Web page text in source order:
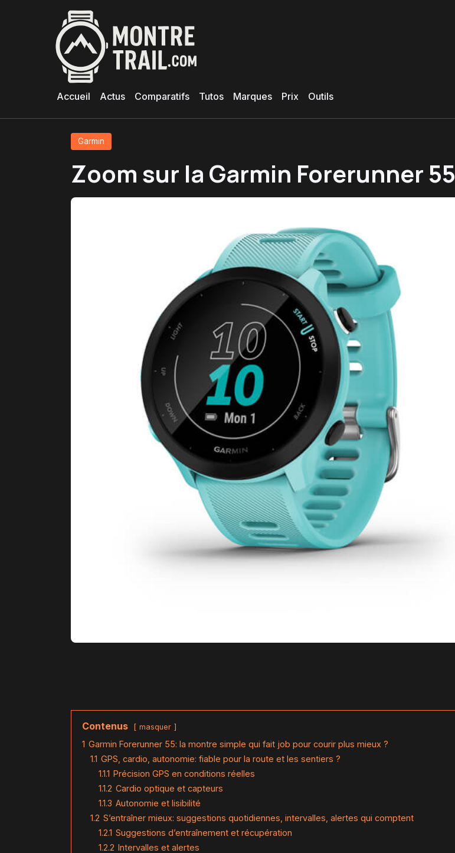
Accueil Actus Comparatifs Tutos Marques Prix Outils
Garmin
Zoom sur la Garmin Forerunner 55
Contenus masquer
1 Garmin Forerunner 55: la montre simple qui fait job pour courir plus mieux ?
1.1 GPS, cardio, autonomie: fiable pour la route et les sentiers ?
1.1.1 Précision GPS en conditions réelles
1.1.2 Cardio optique et capteurs
1.1.3 Autonomie et lisibilité
1.2 S’entraîner mieux: suggestions quotidiennes, intervalles, alertes qui comptent
1.2.1 Suggestions d’entraînement et récupération
1.2.2 Intervalles et alertes